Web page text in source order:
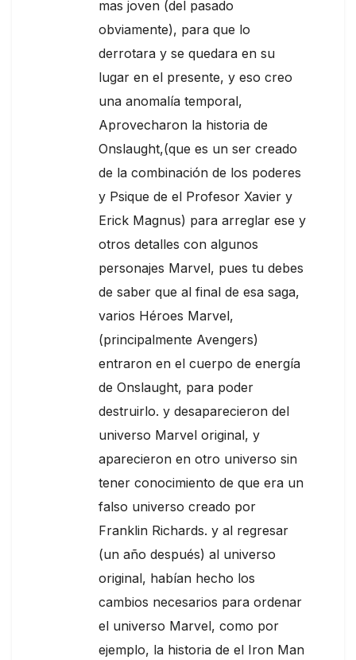
mas joven (del pasado
obviamente), para que lo
derrotara y se quedara en su
lugar en el presente, y eso creo
una anomalía temporal,
Aprovecharon la historia de
Onslaught,(que es un ser creado
de la combinación de los poderes
y Psique de el Profesor Xavier y
Erick Magnus) para arreglar ese y
otros detalles con algunos
personajes Marvel, pues tu debes
de saber que al final de esa saga,
varios Héroes Marvel,
(principalmente Avengers)
entraron en el cuerpo de energía
de Onslaught, para poder
destruirlo. y desaparecieron del
universo Marvel original, y
aparecieron en otro universo sin
tener conocimiento de que era un
falso universo creado por
Franklin Richards. y al regresar
(un año después) al universo
original, habían hecho los
cambios necesarios para ordenar
el universo Marvel, como por
ejemplo, la historia de el Iron Man